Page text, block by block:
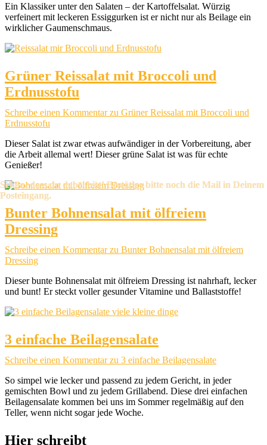
Ein Klassiker unter den Salaten – der Kartoffelsalat. Würzig
verfeinert mit leckeren Essiggurken ist er nicht nur als Beilage ein
wirklicher Gaumenschmaus.
Grüner Reissalat mit Broccoli und
Erdnusstofu
Schreibe einen Kommentarzu Grüner Reissalat mit Broccoli und
Erdnusstofu
Dieser Salat ist zwar etwas aufwändiger in der Vorbereitung, aber
die Arbeit allemal wert! Dieser grüne Salat ist was für echte
Genießer!
Bunter Bohnensalat mit ölfreiem
Dressing
Schreibe einen Kommentarzu Bunter Bohnensalat mit ölfreiem
Dressing
Dieser bunte Bohnensalat mit ölfreiem Dressing ist nahrhaft, lecker
und bunt! Er steckt voller gesunder Vitamine und Ballaststoffe!
3 einfache Beilagensalate
Schreibe einen Kommentarzu 3 einfache Beilagensalate
So simpel wie lecker und passend zu jedem Gericht, in jeder
gemischten Bowl und zu jedem Grillabend. Diese drei einfachen
Beilagensalate kommen bei uns im Sommer regelmäßig auf den
Teller, wenn nicht sogar jede Woche.
Hier schreibt